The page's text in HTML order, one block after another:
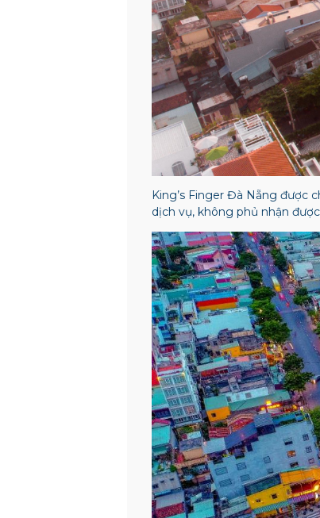
King’s Finger Đà Nẵng được
dịch vụ, không phủ nhận